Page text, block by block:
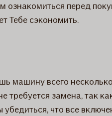
ознакомиться перед
Тебе­­ сэкономить.
машину всего
замена, так
что все